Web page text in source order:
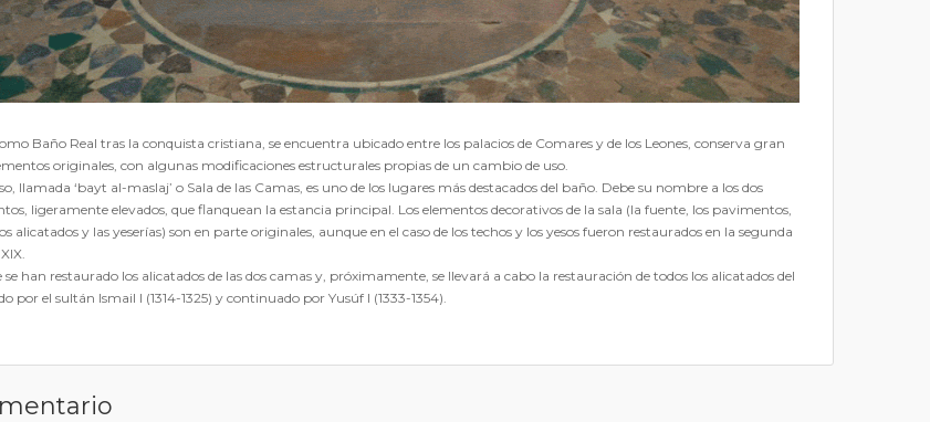
Baño Real tras la conquista cristiana, se encuentra ubicado entre los palacios de Comares y de los Leones, conserva gran
originales, con algunas modificaciones estructurales propias de un cambio de uso.
llamada ‘bayt al-maslaj’ o Sala de las Camas, es uno de los lugares más destacados del baño. Debe su nombre a los dos
ligeramente elevados, que flanquean la estancia principal. Los elementos decorativos de la sala (la fuente, los pavimentos,
alicatados y las yeserías) son en parte originales, aunque en el caso de los techos y los yesos fueron restaurados en la segunda
han restaurado los alicatados de las dos camas y, próximamente, se llevará a cabo la restauración de todos los alicatados del
por el sultán Ismail I (1314-1325) y continuado por Yusúf I (1333-1354).